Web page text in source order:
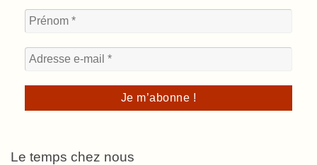
Le temps chez nous